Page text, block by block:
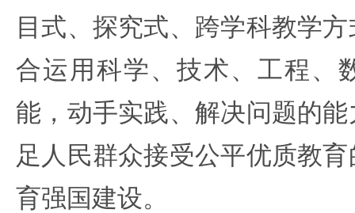
目式、探究式、跨学科教学
合运用科学、技术、工程、
能，动手实践、解决问题的
足人民群众接受公平优质教
育强国建设。